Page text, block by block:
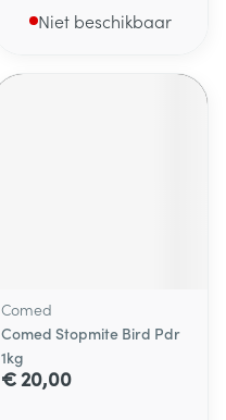
Niet beschikbaar
Comed
Comed Stopmite Bird Pdr
1kg
€ 20,00